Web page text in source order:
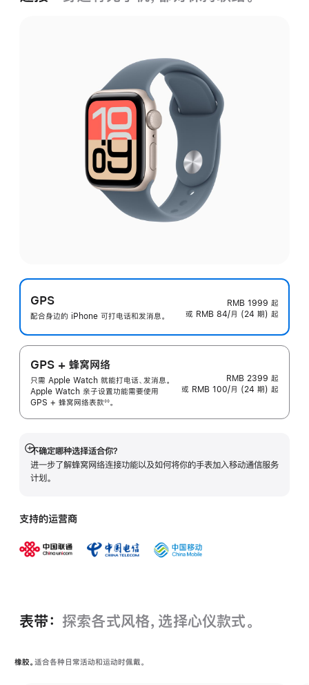
GPS
配合身边的 iPhone 可打电话和发消息。
RMB 1999 起
或 RMB 84/月 (24 期) 起
GPS + 蜂窝网络
只需 Apple Watch 就能打电话、发消息。
Apple Watch 亲子设置功能需要使用
GPS + 蜂窝网络表款◊◊。
RMB 2399 起
或 RMB 100/月 (24 期) 起
不确定哪种选择适合你？
进一步了解蜂窝网络连接功能以及如何将你的手表加入移动通信服务
计划。
展
开
支持的运营商
表带： 探索各式风格，选择心仪款式。
橡胶。 适合各种日常活动和运动时佩戴。